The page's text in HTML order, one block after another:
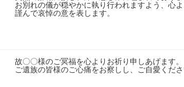
お別れの儀が穏やかに執り行われますよう、心
謹んで哀悼の意を表します。
故〇〇様のご冥福を心よりお祈り申しあげます。
ご遺族の皆様のご心痛をお察しし、ご自愛くださ